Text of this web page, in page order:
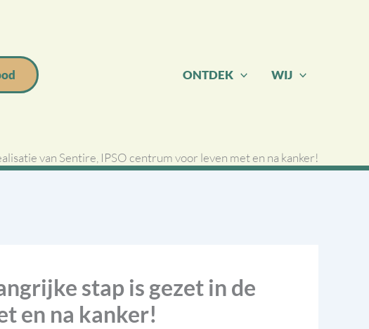
ONTDEK WIJ
van Sentire, IPSO centrum voor leven met en na kanker!
stap is gezet in de
en na kanker!